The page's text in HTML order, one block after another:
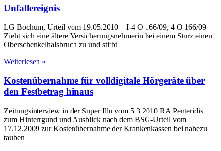
Unfallereignis
LG Bochum, Urteil vom 19.05.2010 – I-4 O 166/09, 4 O 166/09
Zieht sich eine ältere Versicherungsnehmerin bei einem Sturz einen
Oberschenkelhalsbruch zu und stirbt
Weiterlesen »
Kostenübernahme für volldigitale Hörgeräte über
den Festbetrag hinaus
Zeitungsinterview in der Super Illu vom 5.3.2010 RA Penteridis
zum Hinterrgund und Ausblick nach dem BSG-Urteil vom
17.12.2009 zur Kostenübernahme der Krankenkassen bei nahezu
tauben